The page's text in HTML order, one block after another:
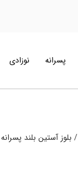
پسرانه نوزادی
/ بلوز آستین بلند پسرانه